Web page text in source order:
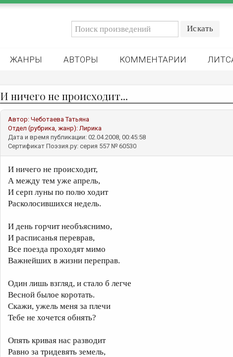
ЖАНРЫ АВТОРЫ КОММЕНТАРИИ
И ничего не происходит...
Автор: Чеботаева Татьяна
Отдел (рубрика, жанр):Лирика
Дата и время публикации: 02.04.2008, 00:45:58
Сертификат Поэзия.ру: серия 557 № 60530
И ничего не происходит,
А между тем уже апрель,
И серп луны по полю ходит
Расколосившихся недель.
И день горчит необъяснимо,
И расписанья переврав,
Все поезда проходят мимо
Важнейших в жизни переправ.
Один лишь взгляд, и стало б легче
Весной былое коротать.
Скажи, ужель меня за плечи
Тебе не хочется обнять?
Опять кривая нас разводит
Равно за тридевять земель,